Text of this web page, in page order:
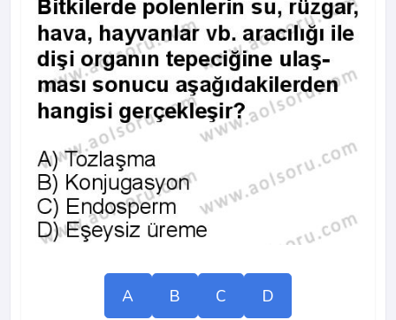
A B C D